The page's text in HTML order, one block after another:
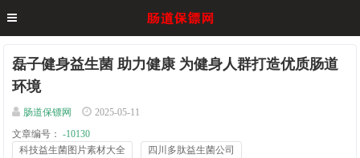
磊子健身益生菌 助力健康 为健身人群打造优质肠道
环境
肠道保镖网
2025-05-11
文章编号：
-10130
科技益生菌图片素材大全
四川多肽益生菌公司